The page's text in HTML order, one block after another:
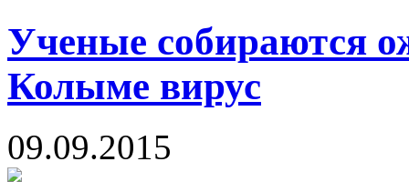
Ученые собираются
Колыме вирус
09.09.2015